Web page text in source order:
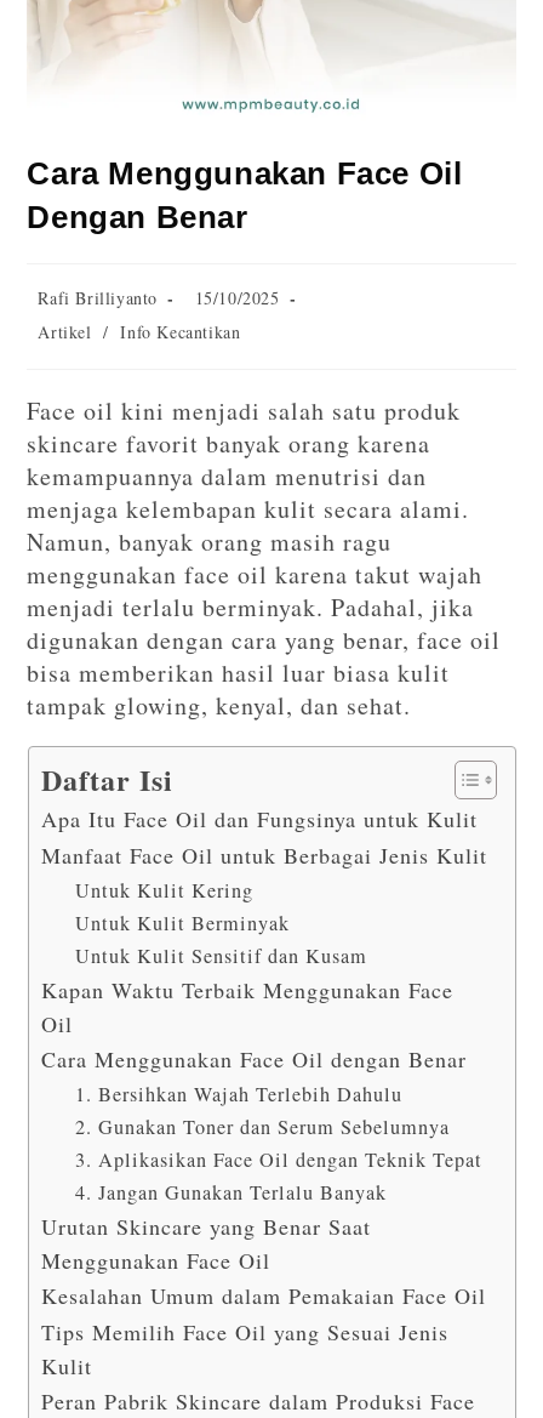
Cara Menggunakan Face Oil
Dengan Benar
Rafi Brilliyanto
15/10/2025
Artikel / Info Kecantikan
Face oil kini menjadi salah satu produk
skincare favorit banyak orang karena
kemampuannya dalam menutrisi dan
menjaga kelembapan kulit secara alami.
Namun, banyak orang masih ragu
menggunakan face oil karena takut wajah
menjadi terlalu berminyak. Padahal, jika
digunakan dengan cara yang benar, face oil
bisa memberikan hasil luar biasa kulit
tampak glowing, kenyal, dan sehat.
Daftar Isi
Apa Itu Face Oil dan Fungsinya untuk Kulit
Manfaat Face Oil untuk Berbagai Jenis Kulit
Untuk Kulit Kering
Untuk Kulit Berminyak
Untuk Kulit Sensitif dan Kusam
Kapan Waktu Terbaik Menggunakan Face
Oil
Cara Menggunakan Face Oil dengan Benar
1. Bersihkan Wajah Terlebih Dahulu
2. Gunakan Toner dan Serum Sebelumnya
3. Aplikasikan Face Oil dengan Teknik Tepat
4. Jangan Gunakan Terlalu Banyak
Urutan Skincare yang Benar Saat
Menggunakan Face Oil
Kesalahan Umum dalam Pemakaian Face Oil
Tips Memilih Face Oil yang Sesuai Jenis
Kulit
Peran Pabrik Skincare dalam Produksi Face